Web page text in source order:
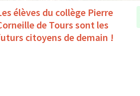
élèves du collège Pierre
de Tours sont les
citoyens de demain !